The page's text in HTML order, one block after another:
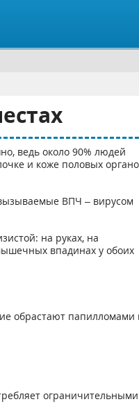
ведь около 90% людей
и коже половых
ВПЧ – вирусом
на руках, на
впадинах у обоих
обрастают